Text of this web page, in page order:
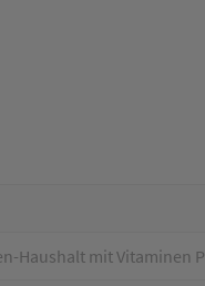
Haushalt mit Vitaminen